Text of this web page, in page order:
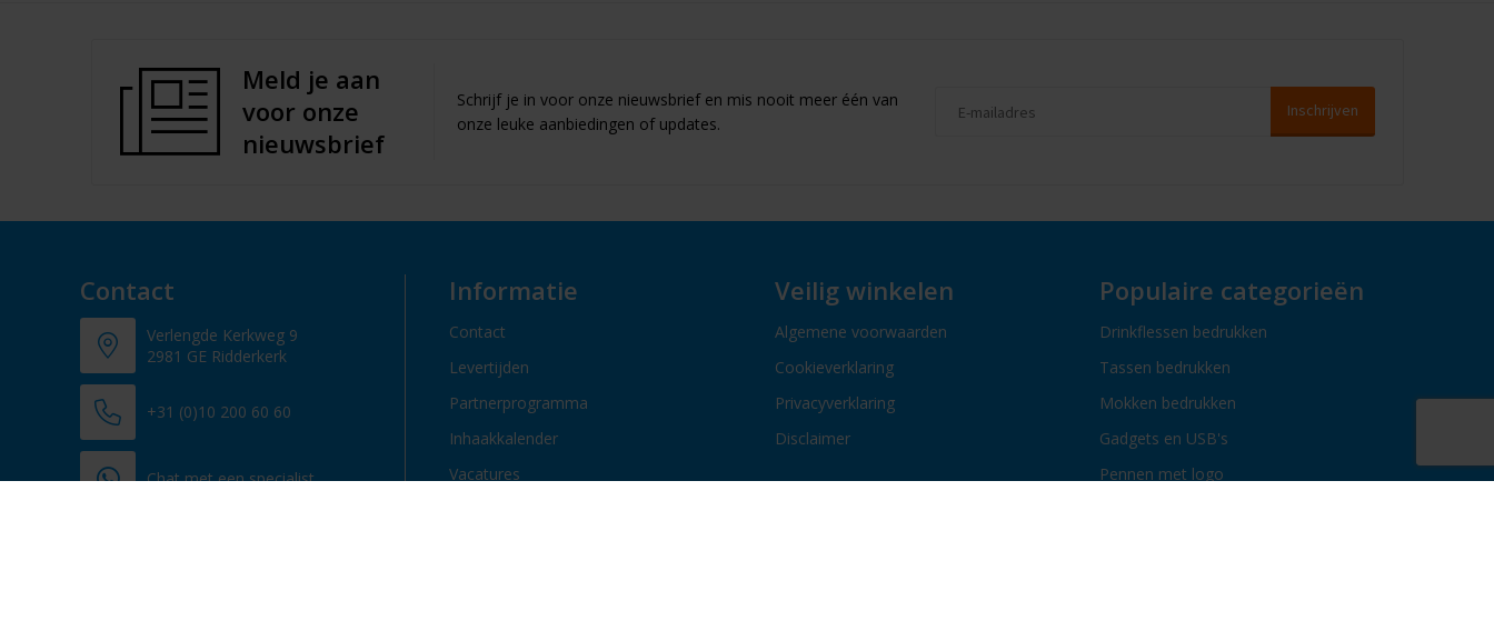
Meld je aan
voor onze
nieuwsbrief
Schrijf je in voor onze nieuwsbrief en mis nooit meer één van
onze leuke aanbiedingen of updates.
Contact
Verlengde Kerkweg 9
2981 GE Ridderkerk
+31 (0)10 200 60 60
Chat met een specialist
Informatie
Contact
Levertijden
Partnerprogramma
Inhaakkalender
Vacatures
Veilig winkelen
Algemene voorwaarden
Cookieverklaring
Privacyverklaring
Disclaimer
Populaire categorieën
Drinkflessen bedrukken
Tassen bedrukken
Mokken bedrukken
Gadgets en USB's
Pennen met logo